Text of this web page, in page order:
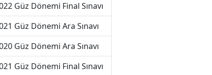
Güz Dönemi Final Sınavı
Güz Dönemi Ara Sınavı
Güz Dönemi Ara Sınavı
Güz Dönemi Final Sınavı